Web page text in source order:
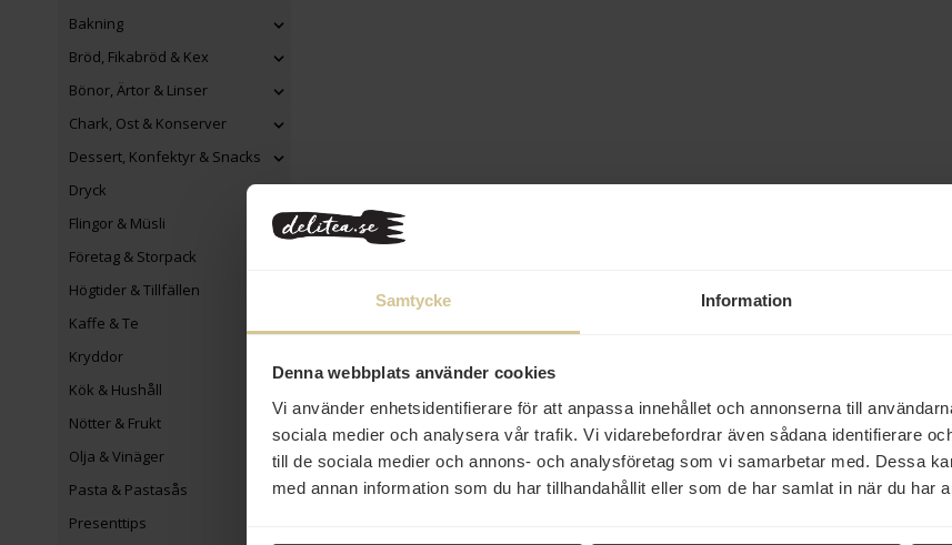
Samtycke Information
Denna webbplats använder cookies
Vi använder enhetsidentifierare för att anpassa innehållet och annonserna till
sociala medier och analysera vår trafik. Vi vidarebefordrar även sådana identifierare
till de sociala medier och annons- och analysföretag som vi samarbetar med. Dessa
med annan information som du har tillhandahållit eller som de har samlat in när du har
Bakning
Bröd, Fikabröd & Kex
Bönor, Ärtor & Linser
Chark, Ost & Konserver
Dessert, Konfektyr & Snacks
Dryck
Flingor & Müsli
Företag & Storpack
Högtider & Tillfällen
Kaffe & Te
Kryddor
Kök & Hushåll
Nötter & Frukt
Olja & Vinäger
Pasta & Pastasås
Presenttips